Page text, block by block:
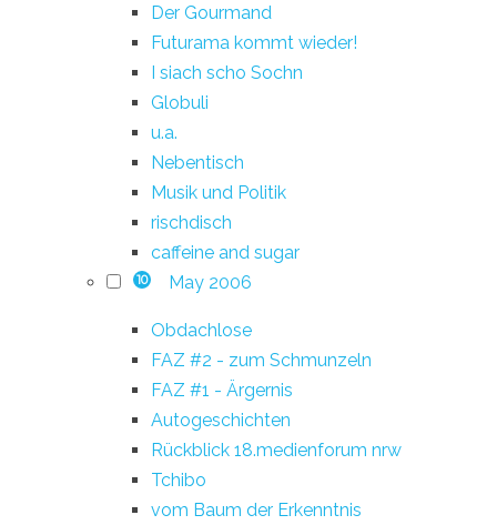
Der Gourmand
Futurama kommt wieder!
I siach scho Sochn
Globuli
u.a.
Nebentisch
Musik und Politik
rischdisch
caffeine and sugar
10 May 2006
Obdachlose
FAZ #2 - zum Schmunzeln
FAZ #1 - Ärgernis
Autogeschichten
Rückblick 18.medienforum nrw
Tchibo
vom Baum der Erkenntnis